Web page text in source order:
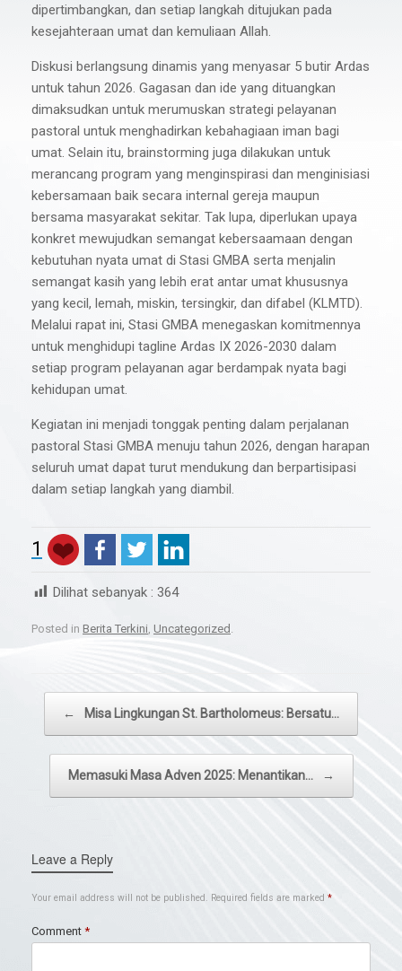
dipertimbangkan, dan setiap langkah ditujukan pada
kesejahteraan umat dan kemuliaan Allah.
Diskusi berlangsung dinamis yang menyasar 5 butir Ardas
untuk tahun 2026. Gagasan dan ide yang dituangkan
dimaksudkan untuk merumuskan strategi pelayanan
pastoral untuk menghadirkan kebahagiaan iman bagi
umat. Selain itu, brainstorming juga dilakukan untuk
merancang program yang menginspirasi dan menginisiasi
kebersamaan baik secara internal gereja maupun
bersama masyarakat sekitar. Tak lupa, diperlukan upaya
konkret mewujudkan semangat kebersaamaan dengan
kebutuhan nyata umat di Stasi GMBA serta menjalin
semangat kasih yang lebih erat antar umat khususnya
yang kecil, lemah, miskin, tersingkir, dan difabel (KLMTD).
Melalui rapat ini, Stasi GMBA menegaskan komitmennya
untuk menghidupi tagline Ardas IX 2026-2030 dalam
setiap program pelayanan agar berdampak nyata bagi
kehidupan umat.
Kegiatan ini menjadi tonggak penting dalam perjalanan
pastoral Stasi GMBA menuju tahun 2026, dengan harapan
seluruh umat dapat turut mendukung dan berpartisipasi
dalam setiap langkah yang diambil.
1
Dilihat sebanyak : 364
Posted in Berita Terkini, Uncategorized .
← Misa Lingkungan St. Bartholomeus: Bersatu…
Memasuki Masa Adven 2025: Menantikan… →
Leave a Reply
Your email address will not be published. Required fields are marked *
Comment *